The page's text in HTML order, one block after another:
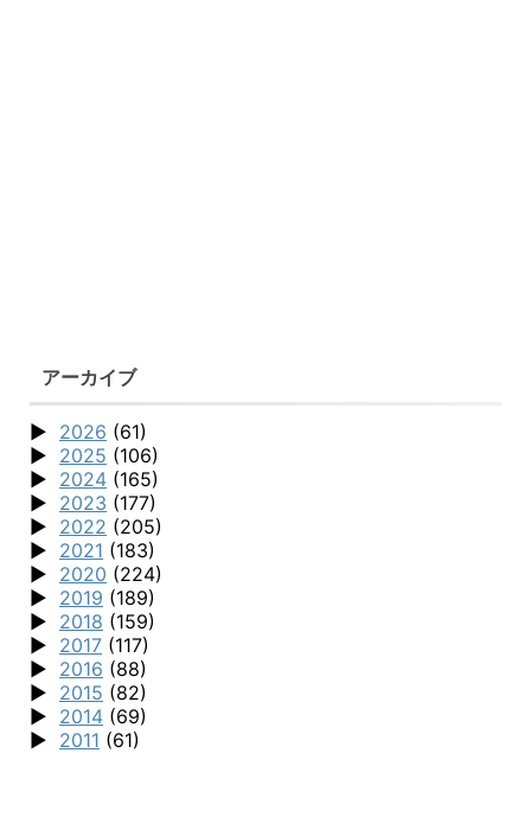
アーカイブ
2026 (61)
2025 (106)
2024 (165)
2023 (177)
2022 (205)
2021 (183)
2020 (224)
2019 (189)
2018 (159)
2017 (117)
2016 (88)
2015 (82)
2014 (69)
2011 (61)